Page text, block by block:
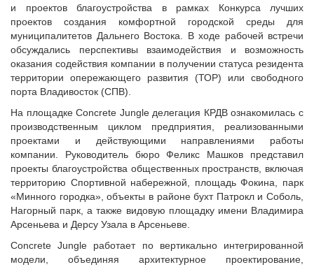
Информационный бюллетень МСУ
НАСЕЛЕНИЕ И МСУ
ТОС
Лучшие практики ТОС
Партнеры Совета
Полезные ссылки
Инвестиционные порталы муниципальных образований
Контактная информация
НОВОСТИ
СМИ о нас
МЕТОДИЧЕСКИЙ РАЗДЕЛ
Опыт регионов
Методические материалы
Опыт муниципалитетов
Судебная практика
Мнение специалиста
Конкурсы Совета
и проектов благоустройства в рамках Конкурса лучших
проектов создания комфортной городской среды для
муниципалитетов Дальнего Востока. В ходе рабочей встречи
обсуждались перспективы взаимодействия и возможность
оказания содействия компании в получении статуса резидента
территории опережающего развития (ТОР) или свободного
порта Владивосток (СПВ).
На площадке Concrete Jungle делегация КРДВ ознакомилась с
производственным циклом предприятия, реализованными
проектами и действующими направлениями работы
компании. Руководитель бюро Феликс Машков представил
проекты благоустройства общественных пространств, включая
территорию Спортивной набережной, площадь Фокина, парк
«Минного городка», объекты в районе бухт Патрокл и Соболь,
Нагорный парк, а также видовую площадку имени Владимира
Арсеньева и Дерсу Узала в Арсеньеве.
Concrete Jungle работает по вертикально интегрированной
модели, объединяя архитектурное проектирование,